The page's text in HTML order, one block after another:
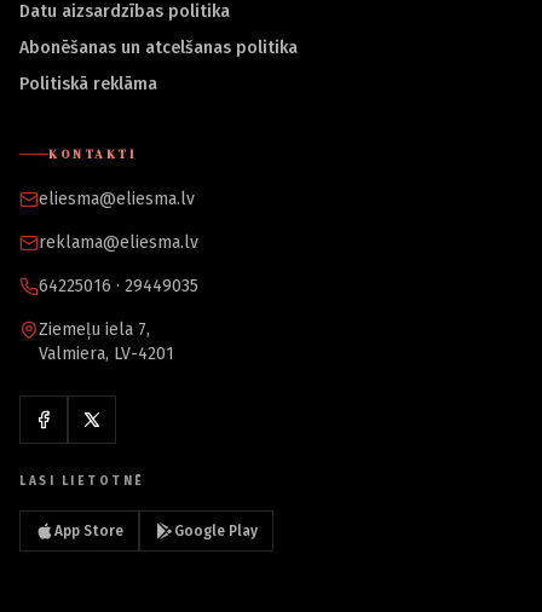
Datu aizsardzības politika
Abonēšanas un atcelšanas politika
Politiskā reklāma
KONTAKTI
eliesma@eliesma.lv
reklama@eliesma.lv
64225016 · 29449035
Ziemeļu iela 7,
Valmiera, LV-4201
LASI LIETOTNĒ
App Store Google Play